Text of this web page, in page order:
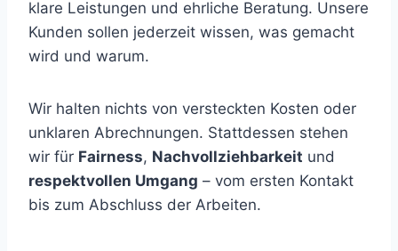
klare Leistungen und ehrliche Beratung. Unsere
Kunden sollen jederzeit wissen, was gemacht
wird und warum.
Wir halten nichts von versteckten Kosten oder
unklaren Abrechnungen. Stattdessen stehen
wir für Fairness, Nachvollziehbarkeit und
respektvollen Umgang – vom ersten Kontakt
bis zum Abschluss der Arbeiten.